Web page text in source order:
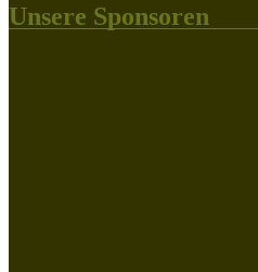
Unsere Sponsoren